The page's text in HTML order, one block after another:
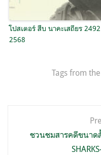
โปสเตอร์ สืบ นาคะเสถียร
2568
Tags from
เรื่องชวนชมสารคดีขนาดสั้